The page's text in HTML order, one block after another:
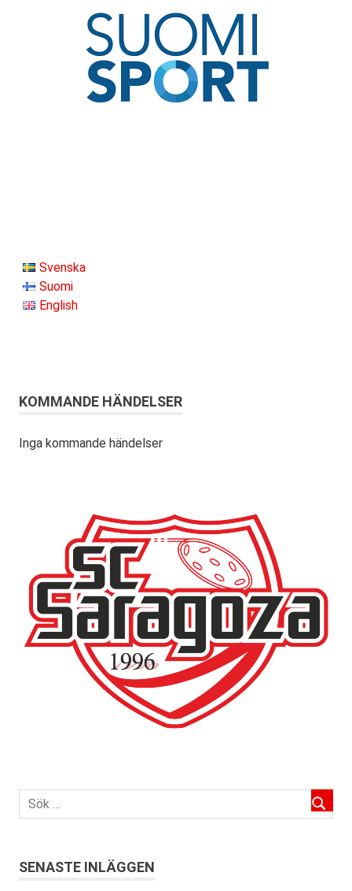
Svenska
Suomi
English
KOMMANDE HÄNDELSER
Inga kommande händelser
SENASTE INLÄGGEN